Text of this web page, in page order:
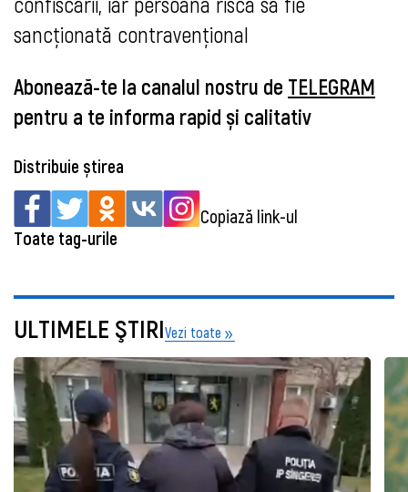
sancționată contravențional
Abonează-te la canalul nostru de TELEGRAM
pentru a te informa rapid și calitativ
Distribuie știrea
Copiază link-ul
Toate tag-urile
ULTIMELE ŞTIRIVezi toate